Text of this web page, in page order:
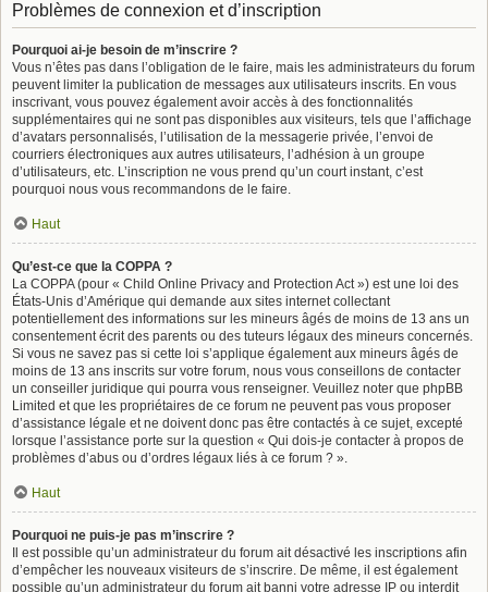
Problèmes de connexion et d’inscription
Pourquoi ai-je besoin de m’inscrire ?
Vous n’êtes pas dans l’obligation de le faire, mais les administrateurs du forum
peuvent limiter la publication de messages aux utilisateurs inscrits. En vous
inscrivant, vous pouvez également avoir accès à des fonctionnalités
supplémentaires qui ne sont pas disponibles aux visiteurs, tels que l’affichage
d’avatars personnalisés, l’utilisation de la messagerie privée, l’envoi de
courriers électroniques aux autres utilisateurs, l’adhésion à un groupe
d’utilisateurs, etc. L’inscription ne vous prend qu’un court instant, c’est
pourquoi nous vous recommandons de le faire.
Haut
Qu’est-ce que la COPPA ?
La COPPA (pour « Child Online Privacy and Protection Act ») est une loi des
États-Unis d’Amérique qui demande aux sites internet collectant
potentiellement des informations sur les mineurs âgés de moins de 13 ans un
consentement écrit des parents ou des tuteurs légaux des mineurs concernés.
Si vous ne savez pas si cette loi s’applique également aux mineurs âgés de
moins de 13 ans inscrits sur votre forum, nous vous conseillons de contacter
un conseiller juridique qui pourra vous renseigner. Veuillez noter que phpBB
Limited et que les propriétaires de ce forum ne peuvent pas vous proposer
d’assistance légale et ne doivent donc pas être contactés à ce sujet, excepté
lorsque l’assistance porte sur la question « Qui dois-je contacter à propos de
problèmes d’abus ou d’ordres légaux liés à ce forum ? ».
Haut
Pourquoi ne puis-je pas m’inscrire ?
Il est possible qu’un administrateur du forum ait désactivé les inscriptions afin
d’empêcher les nouveaux visiteurs de s’inscrire. De même, il est également
possible qu’un administrateur du forum ait banni votre adresse IP ou interdit